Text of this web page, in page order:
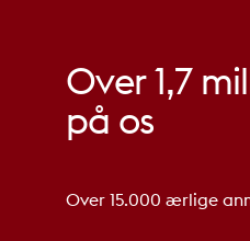
Over 1,7
på os
Over 15.000 ærlige